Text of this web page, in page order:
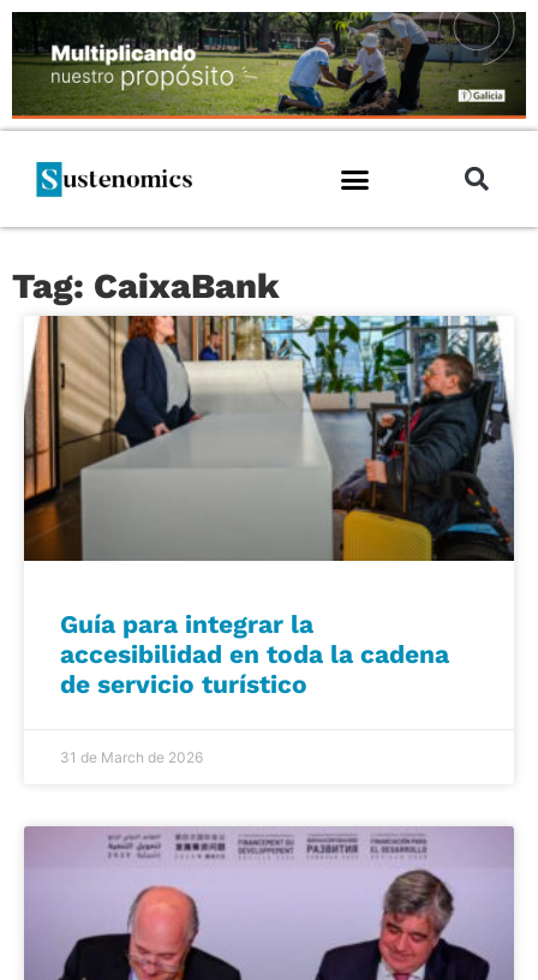
Tag: CaixaBank
Guía para integrar la
accesibilidad en toda la cadena
de servicio turístico
31 de March de 2026